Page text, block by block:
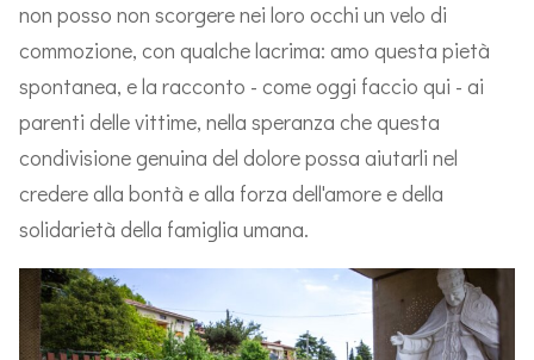
non posso non scorgere nei loro occhi un velo di
commozione, con qualche lacrima: amo questa pietà
spontanea, e la racconto - come oggi faccio qui - ai
parenti delle vittime, nella speranza che questa
condivisione genuina del dolore possa aiutarli nel
credere alla bontà e alla forza dell'amore e della
solidarietà della famiglia umana.